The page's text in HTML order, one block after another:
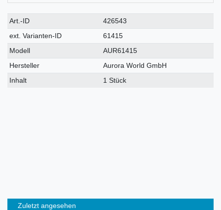
Technisches
Merkmal
Wert
Art.-ID
426543
ext. Varianten-ID
61415
Modell
AUR61415
Hersteller
Aurora World GmbH
Inhalt
1 Stück
Zuletzt angesehen